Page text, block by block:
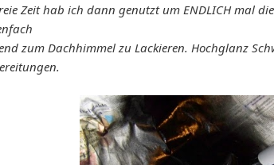
Zeit hab ich dann genutzt um ENDLICH mal
zum Dachhimmel zu Lackieren. Hochglanz